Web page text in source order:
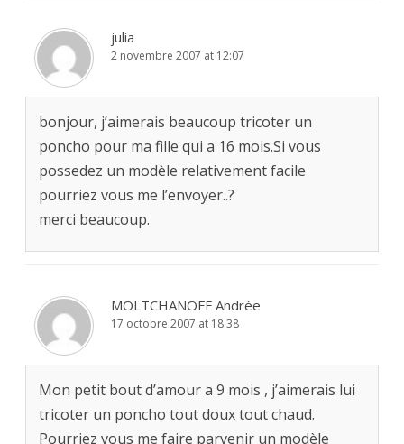
julia
2 novembre 2007 at 12:07
bonjour, j’aimerais beaucoup tricoter un
poncho pour ma fille qui a 16 mois.Si vous
possedez un modèle relativement facile
pourriez vous me l’envoyer..?
merci beaucoup.
MOLTCHANOFF Andrée
17 octobre 2007 at 18:38
Mon petit bout d’amour a 9 mois , j’aimerais lui
tricoter un poncho tout doux tout chaud.
Pourriez vous me faire parvenir un modèle